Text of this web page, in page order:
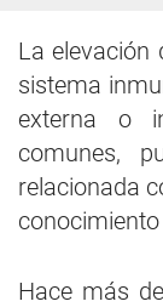
La elevación
sistema
externa o
comunes,
relacionada
Hace más